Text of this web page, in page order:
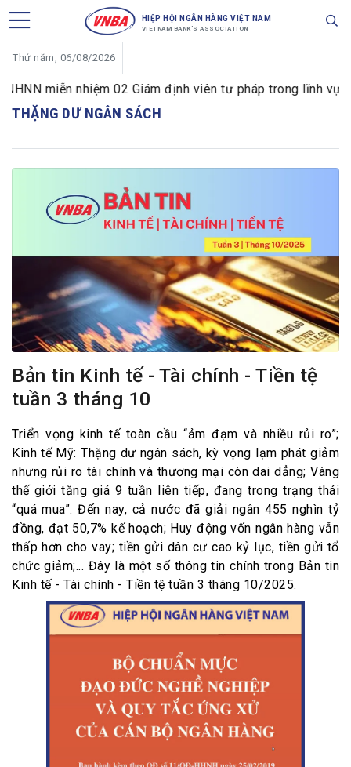
HIỆP HỘI NGÂN HÀNG VIỆT NAM
VIETNAM BANK'S ASSOCIATION
Thứ năm, 06/08/2026
miễn nhiệm 02 Giám định viên tư pháp trong lĩnh vực
THẶNG DƯ NGÂN SÁCH
Bản tin Kinh tế - Tài chính - Tiền tệ
tuần 3 tháng 10
Triển vọng kinh tế toàn cầu “ảm đạm và nhiều rủi ro”;
Kinh tế Mỹ: Thặng dư ngân sách, kỳ vọng lạm phát giảm
nhưng rủi ro tài chính và thương mại còn dai dẳng; Vàng
thế giới tăng giá 9 tuần liên tiếp, đang trong trạng thái
“quá mua”. Đến nay, cả nước đã giải ngân 455 nghìn tỷ
đồng, đạt 50,7% kế hoạch; Huy động vốn ngân hàng vẫn
thấp hơn cho vay; tiền gửi dân cư cao kỷ lục, tiền gửi tổ
chức giảm;... Đây là một số thông tin chính trong Bản tin
Kinh tế - Tài chính - Tiền tệ tuần 3 tháng 10/2025.